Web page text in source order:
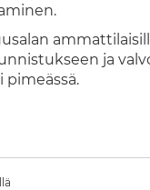
ja
pimeässä.